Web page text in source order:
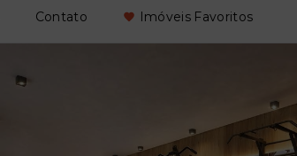
Contato Imóveis Favoritos